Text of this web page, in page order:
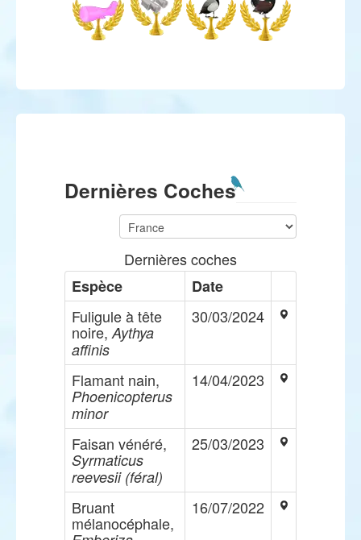
Dernières Coches
Dernières coches
Espèce
Date
Fuligule à tête
noire, Aythya
affinis
30/03/2024
Flamant nain,
Phoenicopterus
minor
14/04/2023
Faisan vénéré,
Syrmaticus
reevesii (féral)
25/03/2023
Bruant
mélanocéphale,
16/07/2022